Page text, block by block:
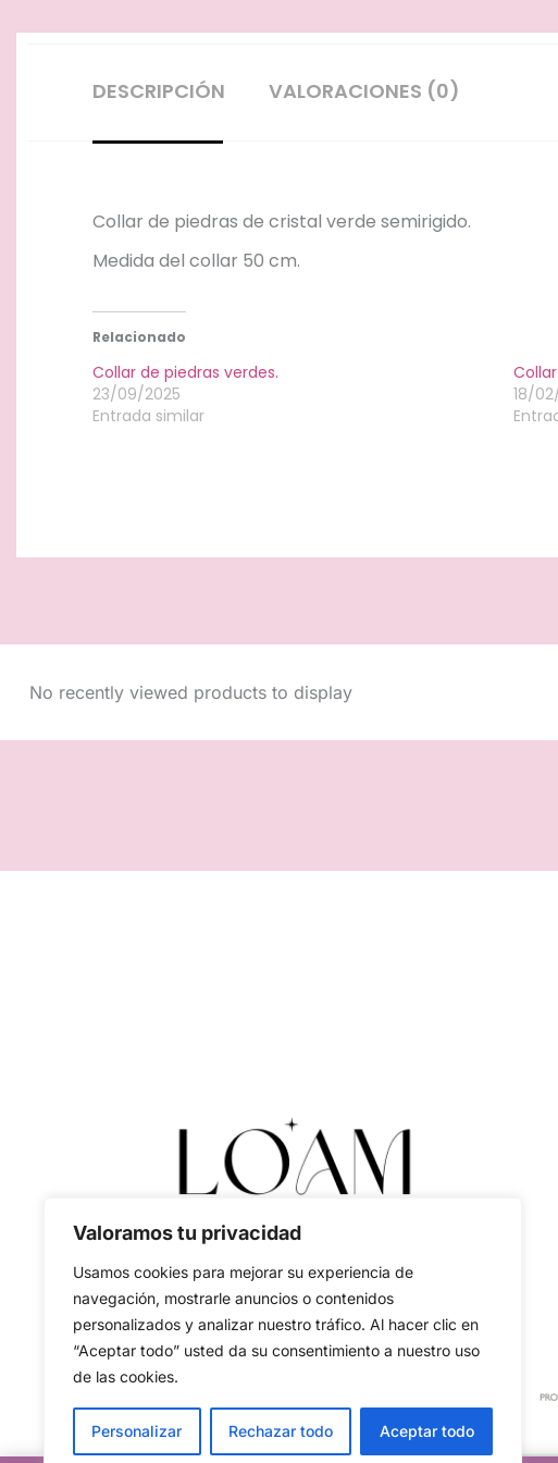
Valoramos tu privacidad
Usamos cookies para mejorar su experiencia de
navegación, mostrarle anuncios o contenidos
personalizados y analizar nuestro tráfico. Al hacer clic en
“Aceptar todo” usted da su consentimiento a nuestro uso
de las cookies.
Personalizar Rechazar todo Aceptar todo
DESCRIPCIÓN VALORACIONES (0)
Collar de piedras de cristal verde semirigido.
Medida del collar 50 cm.
Relacionado
Collar de piedras verdes.
23/09/2025
Entrada similar
18/
No recently viewed products to display